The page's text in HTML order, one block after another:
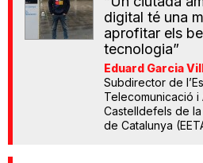
digital té una
aprofitar els
tecnologia”
Eduard Garcia
Subdirector de
Telecomunicació
Castelldefels de
de Catalunya